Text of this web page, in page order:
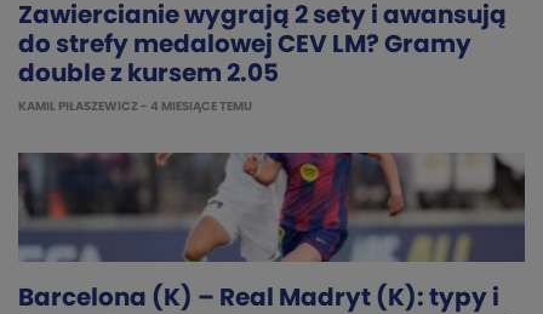
Zawiercianie wygrają 2 sety i awansują
do strefy medalowej CEV LM? Gramy
double z kursem 2.05
KAMIL PIŁASZEWICZ - 4 MIESIĄCE TEMU
Barcelona (K) – Real Madryt (K): typy i